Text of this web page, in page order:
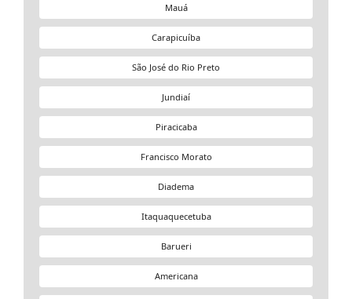
Mauá
Carapicuíba
São José do Rio Preto
Jundiaí
Piracicaba
Francisco Morato
Diadema
Itaquaquecetuba
Barueri
Americana